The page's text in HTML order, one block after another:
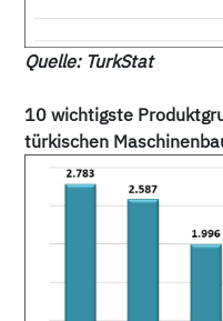
Quelle: TurkStat
10 wichtigste
türkischen